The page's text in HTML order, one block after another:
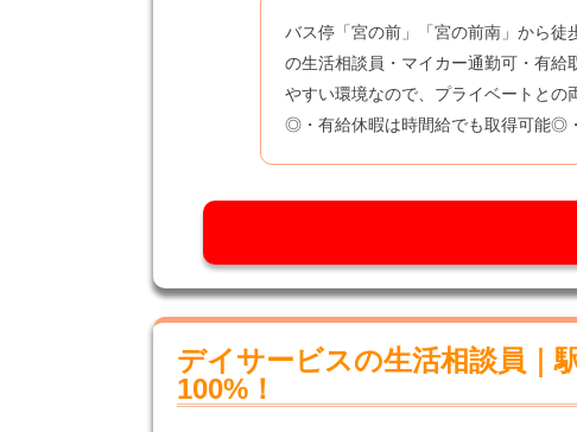
バス停「宮の前」「宮の前南」から徒
の生活相談員・マイカー通勤可・有給
やすい環境なので、プライベートとの
◎・有給休暇は時間給でも取得可能◎
デイサービスの生活相談員｜
100%！